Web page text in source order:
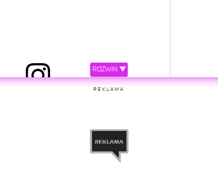
Małgorzata Rozenek-Majdan (@m_rozenek)
ROZWIŃ ▼
REKLAMA